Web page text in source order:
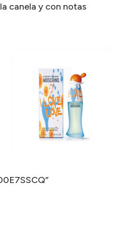
canela y con notas